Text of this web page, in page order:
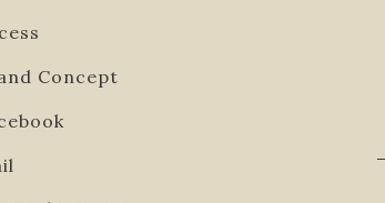
Concept